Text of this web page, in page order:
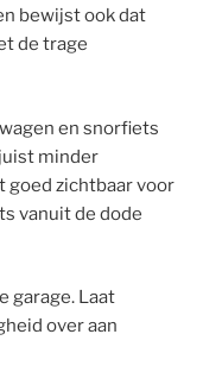
bewijst ook dat
de trage
en snorfiets
minder
goed zichtbaar voor
vanuit de dode
garage. Laat
over aan